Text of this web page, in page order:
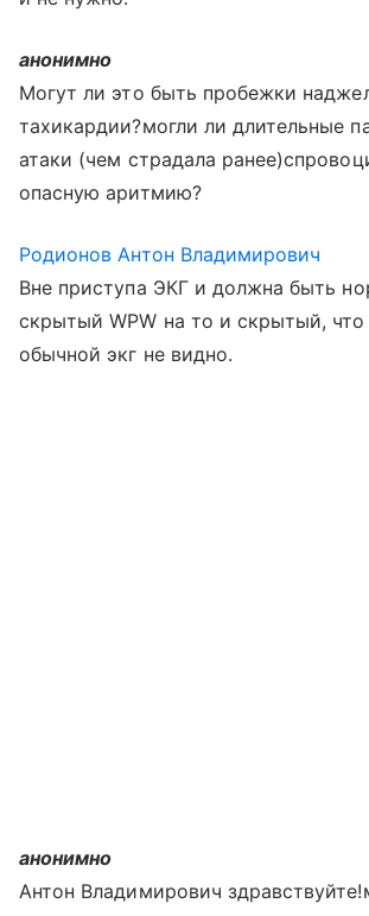
анонимно
Могут ли это быть пробежки
тахикардии?могли ли длительные
атаки (чем страдала
опасную аритмию?
Родионов Антон Владимирович
Вне приступа ЭКГ и должна быть
скрытый WPW на то и скрытый, что
обычной экг не видно.
анонимно
Антон Владимирович